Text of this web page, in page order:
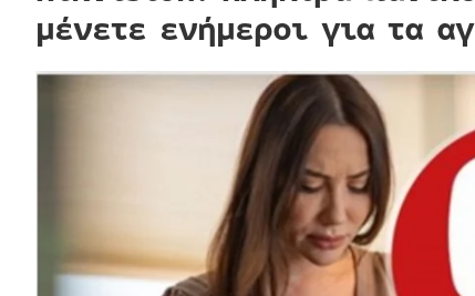
μένετε ενήμεροι για τα